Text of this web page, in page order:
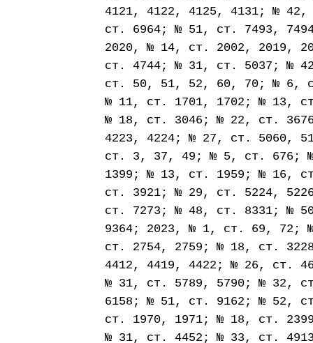
4121, 4122, 4125, 4131; №
ст. 6964; № 51, ст. 7493,
2020, № 14, ст. 2002, 2019,
ст. 4744; № 31, ст. 5037; №
ст. 50, 51, 52, 60, 70; № 6,
№ 11, ст. 1701, 1702; № 13,
№ 18, ст. 3046; № 22, ст.
4223, 4224; № 27, ст. 5060,
ст. 3, 37, 49; № 5, ст. 676;
1399; № 13, ст. 1959; № 16,
ст. 3921; № 29, ст. 5224,
ст. 7273; № 48, ст. 8331; №
9364; 2023, № 1, ст. 69, 72;
ст. 2754, 2759; № 18, ст.
4412, 4419, 4422; № 26, ст.
№ 31, ст. 5789, 5790; № 32,
6158; № 51, ст. 9162; № 52,
ст. 1970, 1971; № 18, ст.
№ 31, ст. 4452; № 33, ст.